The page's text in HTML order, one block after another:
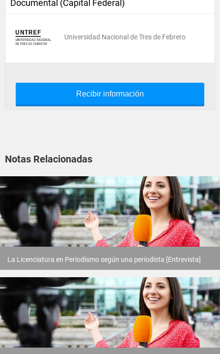
Documental (Capital Federal)
Universidad Nacional de Tres de Febrero
Recibir información
Notas Relacionadas
La Licenciatura en Periodismo según una periodista [Entrevista]